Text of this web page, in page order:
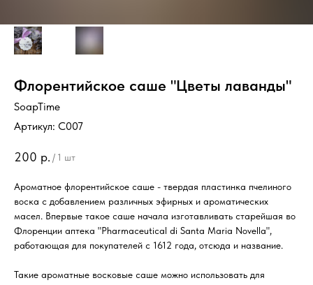
Флорентийское саше "Цветы лаванды"
SoapTime
Артикул: C007
200 р. / 1 шт
Ароматное флорентийское саше - твердая пластинка пчелиного
воска с добавлением различных эфирных и ароматических
масел. Впервые такое саше начала изготавливать старейшая во
Флоренции аптека "Pharmaceutical di Santa Maria Novella",
работающая для покупателей с 1612 года, отсюда и название.
Такие ароматные восковые саше можно использовать для